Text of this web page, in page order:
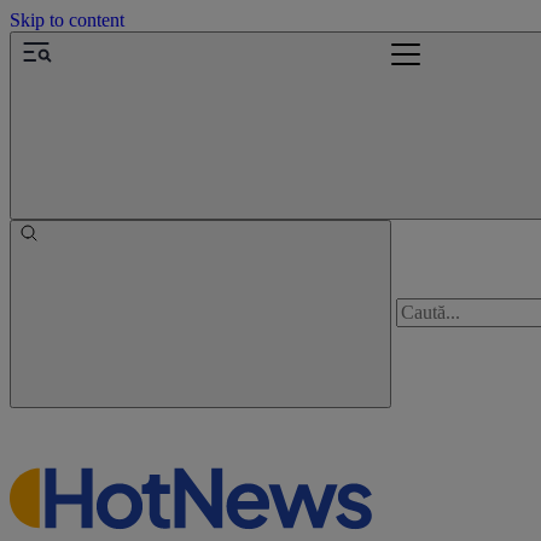
Skip to content